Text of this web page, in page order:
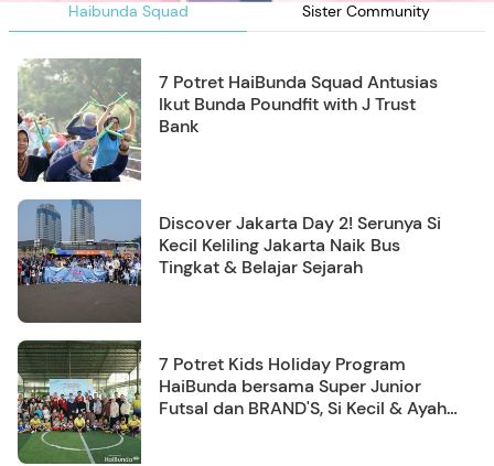
Haibunda Squad Sister Community
7 Potret HaiBunda Squad Antusias
Ikut Bunda Poundfit with J Trust
Bank
Discover Jakarta Day 2! Serunya Si
Kecil Keliling Jakarta Naik Bus
Tingkat & Belajar Sejarah
7 Potret Kids Holiday Program
HaiBunda bersama Super Junior
Futsal dan BRAND'S, Si Kecil & Ayah